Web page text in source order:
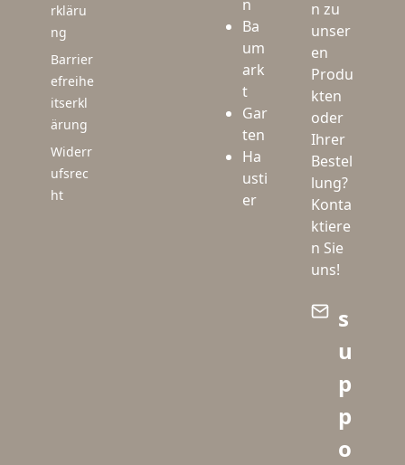
rkläru
ng
Barrier
efreihe
itserkl
ärung
Widerr
ufsrec
ht
n
Ba
um
ark
t
Gar
ten
Ha
usti
er
n zu
unser
en
Produ
kten
oder
Ihrer
Bestel
lung?
Konta
ktiere
n Sie
uns!
s
u
p
p
o